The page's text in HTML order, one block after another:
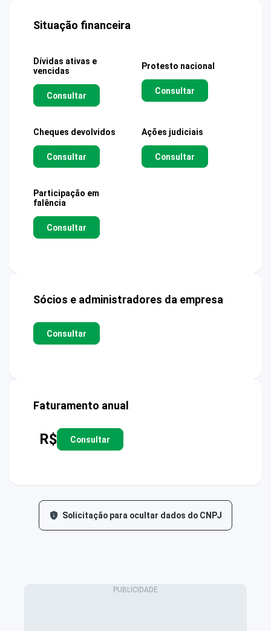
Situação financeira
Dívidas ativas e
vencidas
Consultar
Protesto nacional
Consultar
Cheques devolvidos
Consultar
Ações judiciais
Consultar
Participação em
falência
Consultar
Sócios e administradores da empresa
Consultar
Faturamento anual
R$ Consultar
Solicitação para ocultar dados do CNPJ